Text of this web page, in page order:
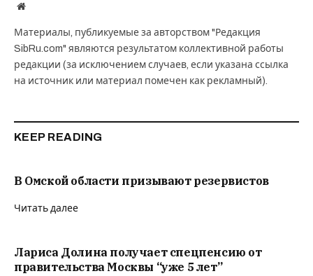
Website
Материалы, публикуемые за авторством "Редакция
SibRu.com" являются результатом коллективной работы
редакции (за исключением случаев, если указана ссылка
на источник или материал помечен как рекламный).
KEEP READING
В Омской области призывают резервистов
Читать далее
Лариса Долина получает спецпенсию от
правительства Москвы “уже 5 лет”